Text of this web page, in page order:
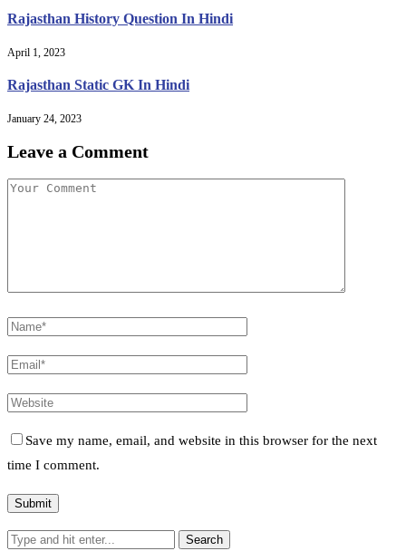
Rajasthan History Question In Hindi
April 1, 2023
Rajasthan Static GK In Hindi
January 24, 2023
Leave a Comment
Save my name, email, and website in this browser for the next
time I comment.